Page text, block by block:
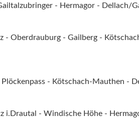
- Hermagor - Dellach/
- Oberdrauburg - Gailberg -
Plöckenpass - Kötschach-Mauthen -
i.Drautal - Windische Höhe -